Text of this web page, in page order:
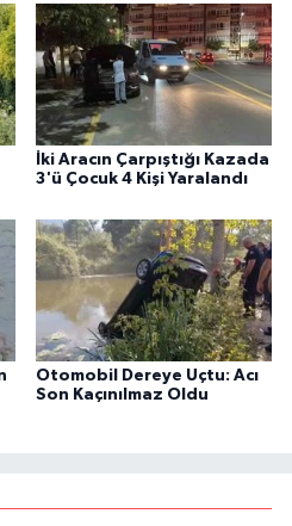
İki Aracın Çarpıştığı Kazada
3'ü Çocuk 4 Kişi Yaralandı
Otomobil Dereye Uçtu: Acı
Son Kaçınılmaz Oldu